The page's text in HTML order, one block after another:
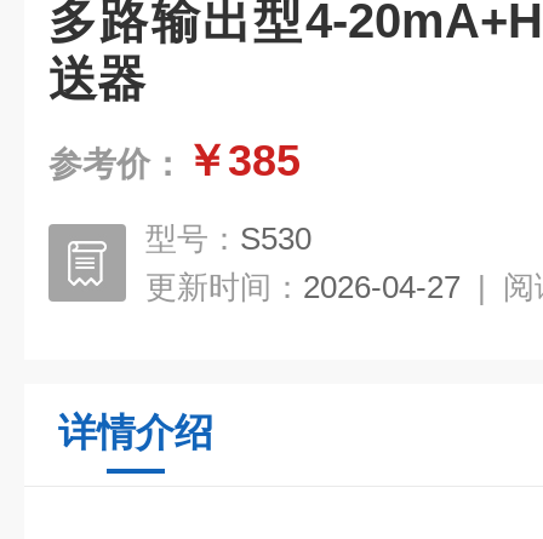
多路输出型4-
送器
参考价： ￥385
型号： S530
更新时间： 2026-04-27 | 阅
详情介绍